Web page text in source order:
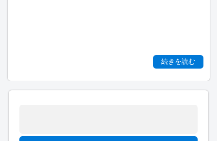
続きを読む